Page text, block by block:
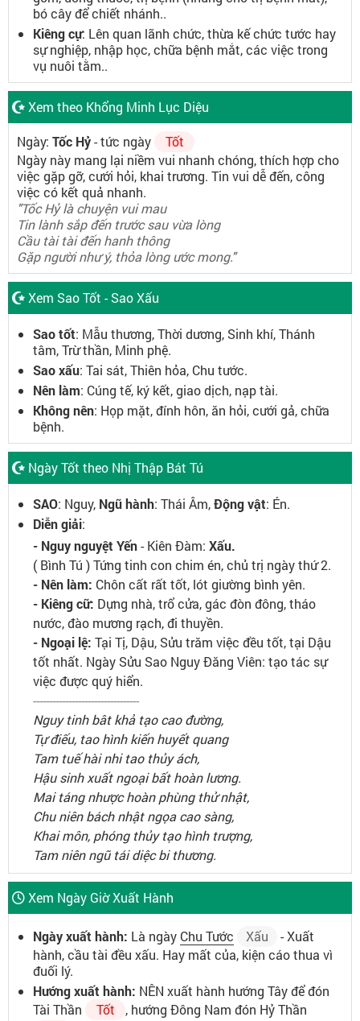
bó cây để chiết nhánh..
Kiêng cự: Lên quan lãnh chức, thừa kế chức tước hay
sự nghiệp, nhập học, chữa bệnh mắt, các việc trong
vụ nuôi tằm..
Xem theo Khổng Minh Lục Diệu
Ngày: Tốc Hỷ- tức ngày
Tốt
Ngày này mang lại niềm vui nhanh chóng, thích hợp cho
việc gặp gỡ, cưới hỏi, khai trương. Tin vui dễ đến, công
việc có kết quả nhanh.
"Tốc Hỷ là chuyện vui mau
Tin lành sắp đến trước sau vừa lòng
Cầu tài tài đến hanh thông
Gặp người như ý, thỏa lòng ước mong."
Xem Sao Tốt - Sao Xấu
Sao tốt: Mẫu thương, Thời dương, Sinh khí, Thánh
tâm, Trừ thần, Minh phệ.
Sao xấu: Tai sát, Thiên hỏa, Chu tước.
Nên làm: Cúng tế, ký kết, giao dịch, nạp tài.
Không nên: Họp mặt, đính hôn, ăn hỏi, cưới gả, chữa
bệnh.
Ngày Tốt theo Nhị Thập Bát Tú
SAO: Nguy, Ngũ hành: Thái Âm,Động vật: Én.
Diễn giải:
- Nguy nguyệt Yến- Kiên Đàm: Xấu.
( Bình Tú ) Tứng tinh con chim én, chủ trị ngày thứ 2.
- Nên làm: Chôn cất rất tốt, lót giường bình yên.
- Kiêng cữ: Dựng nhà, trổ cửa, gác đòn đông, tháo
nước, đào mương rạch, đi thuyền.
- Ngoại lệ: Tại Tị, Dậu, Sửu trăm việc đều tốt, tại Dậu
tốt nhất. Ngày Sửu Sao Nguy Đăng Viên: tạo tác sự
việc được quý hiển.
---------------------------------
Nguy tinh bât khả tạo cao đường,
Tự điếu, tao hình kiến huyết quang
Tam tuế hài nhi tao thủy ách,
Hậu sinh xuất ngoại bất hoàn lương.
Mai táng nhược hoàn phùng thử nhật,
Chu niên bách nhật ngọa cao sàng,
Khai môn, phóng thủy tạo hình trượng,
Tam niên ngũ tái diệc bi thương.
Xem Ngày Giờ Xuất Hành
Ngày xuất hành: Là ngày Chu Tước Xấu
- Xuất
hành, cầu tài đều xấu. Hay mất của, kiện cáo thua vì
đuối lý.
Hướng xuất hành: NÊN xuất hành hướng Tây để đón
Tài Thần
Tốt
, hướng Đông Nam đón Hỷ Thần